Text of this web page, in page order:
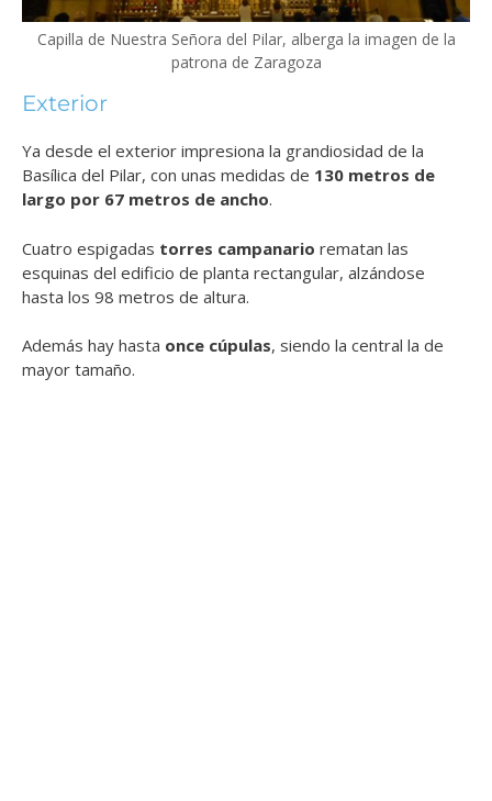
Capilla de Nuestra Señora del Pilar, alberga la imagen de la
patrona de Zaragoza
Exterior
Ya desde el exterior impresiona la grandiosidad de la
Basílica del Pilar, con unas medidas de 130 metros de
largo por 67 metros de ancho.
Cuatro espigadas torres campanario rematan las
esquinas del edificio de planta rectangular, alzándose
hasta los 98 metros de altura.
Además hay hasta once cúpulas, siendo la central la de
mayor tamaño.